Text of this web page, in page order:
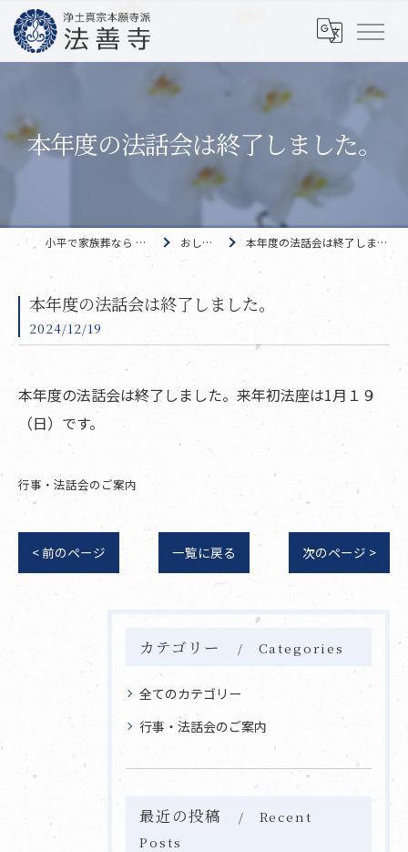
本年度の法話会は終了しました。
小平で家族葬なら 法善寺 おしらせ 本年度の法話会は終了しました。
本年度の法話会は終了しました。
2024/12/19
本年度の法話会は終了しました。来年初法座は1月１９
（日）です。
行事・法話会のご案内
< 前のページ 一覧に戻る 次のページ >
カテゴリー Categories
全てのカテゴリー
行事・法話会のご案内
最近の投稿
Recent
Posts